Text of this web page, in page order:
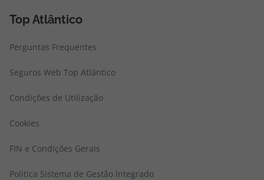
Top Atlântico
Perguntas Frequentes
Seguros Web Top Atlântico
Condições de Utilização
Cookies
FIN e Condições Gerais
Politica Sistema de Gestão Integrado